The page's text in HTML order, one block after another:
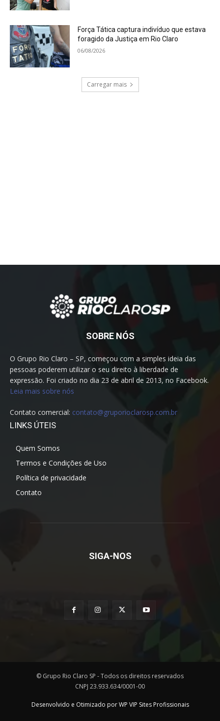
Força Tática captura indivíduo que estava
foragido da Justiça em Rio Claro
06/08/2026
Carregar mais
SOBRE NÓS
O Grupo Rio Claro – SP, começou com a simples ideia das
pessoas poderem utilizar o seu direito à liberdade de
expressão. Foi criado no dia 23 de abril de 2013, no Facebook.
Leia mais sobre nós
Contato comercial: contato@gruporioclarosp.com.br
LINKS ÚTEIS
Quem Somos
Termos e Condições de Uso
Política de privacidade
Contato
SIGA-NOS
© Grupo Rio Claro SP - Todos os direitos reservados
CNPJ 23.933.634/0001-00
Desenvolvido e Otimizado por WP VIP Sites Profissionais